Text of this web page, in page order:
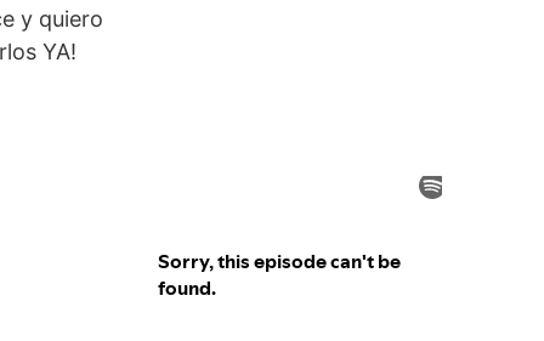
y quiero
YA!